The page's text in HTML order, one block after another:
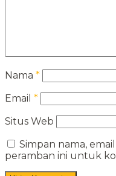
Nama *
Email *
Situs Web
Simpan nama,
peramban ini untuk